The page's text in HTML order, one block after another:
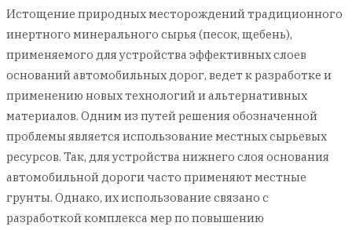
Истощение природных месторождений традиционного
инертного минерального сырья (песок, щебень),
применяемого для устройства эффективных слоев
оснований автомобильных дорог, ведет к разработке и
применению новых технологий и альтернативных
материалов. Одним из путей решения обозначенной
проблемы является использование местных сырьевых
ресурсов. Так, для устройства нижнего слоя основания
автомобильной дороги часто применяют местные
грунты. Однако, их использование связано с
разработкой комплекса мер по повышению